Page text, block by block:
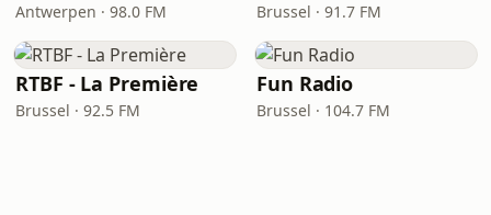
Antwerpen · 98.0 FM Brussel · 91.7 FM
RTBF - La Première
Brussel · 92.5 FM
Fun Radio
Brussel · 104.7 FM